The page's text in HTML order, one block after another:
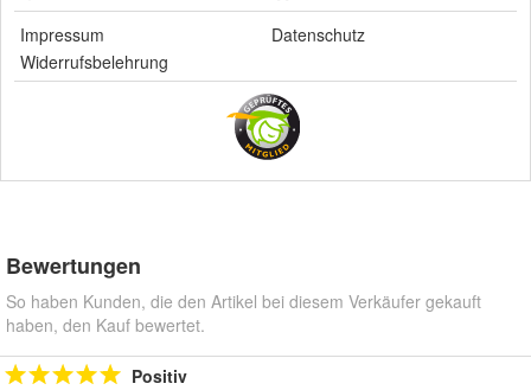
Impressum
Datenschutz
Widerrufsbelehrung
Bewertungen
So haben Kunden, die den Artikel bei diesem Verkäufer gekauft
haben, den Kauf bewertet.
Positiv